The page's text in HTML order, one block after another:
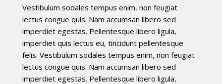
Vestibulum sodales tempus enim, non feugiat
lectus congue quis. Nam accumsan libero sed
imperdiet egestas. Pellentesque libero ligula,
imperdiet quis lectus eu, tincidunt pellentesque
felis. Vestibulum sodales tempus enim, non feugiat
lectus congue quis. Nam accumsan libero sed
imperdiet egestas. Pellentesque libero ligula,